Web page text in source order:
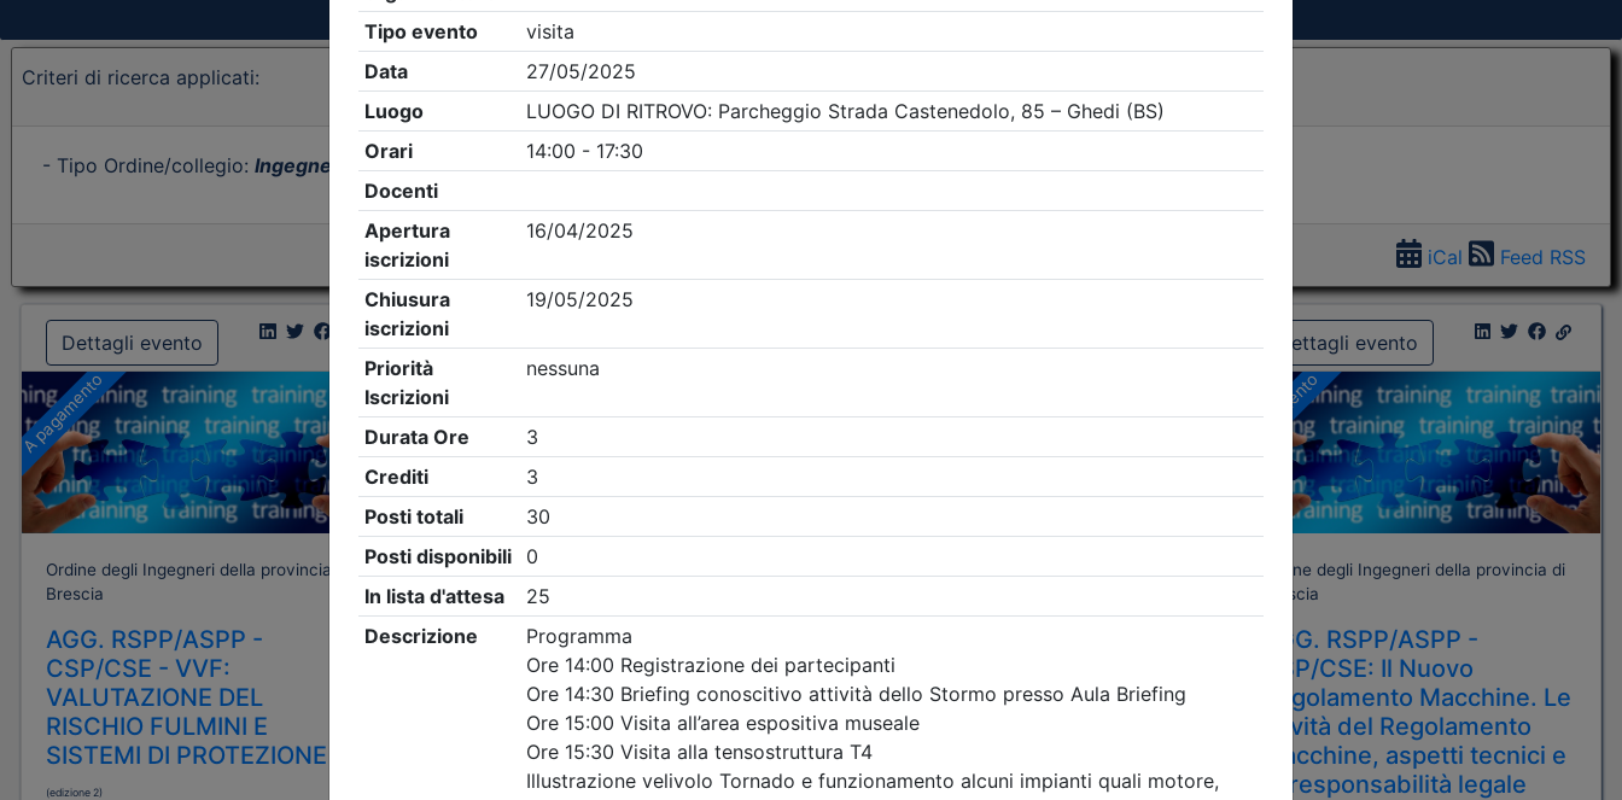
Criteri di ricerca applicati:
- Tipo Ordine/collegio: Ingegneri - Ordine:Brescia- Eventi in programma dal7/8/2026
iCal Feed RSS
Dettagli evento
A pagamento
Ordine degli Ingegneri della provincia di
Brescia
AGG. RSPP/ASPP -
CSP/CSE - VVF:
VALUTAZIONE DEL
RISCHIO FULMINI E
SISTEMI DI PROTEZIONE
(edizione 2)
Dettagli evento
Gratuito
Ordine degli Ingegneri della provincia di
Brescia
Rinforzo strutturale e
messa in sicurezza sismica
di capannoni prefabbricati
in c.a., scaffalature e
serbatoi: criteri di analisi,
progettazione e intervento
Dettagli evento
Gratuito
ROTATORIA: GEOMETRIA,
LIVELLO DI SERVIZIO E
SIMULAZIONI DEL
TRAFFICO
Dettagli evento
A pagamento
Ordine degli Ingegneri della provincia di
Brescia
AGG. RSPP/ASPP -
CSP/CSE: Il Nuovo
Regolamento Macchine. Le
novità del Regolamento
macchine, aspetti tecnici e
di responsabilità legale